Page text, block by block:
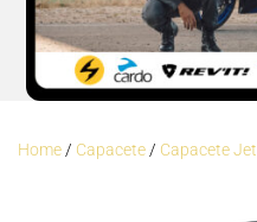
Home/ Capacete/ Capacete Jet